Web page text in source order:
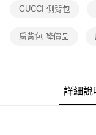
客戶支援中心」https://
【注意事項】
https://aftee.tw/terms/
３．未成年的使用者請
宅配
GUCCI 側背包
肩背包 降價品
詳細說